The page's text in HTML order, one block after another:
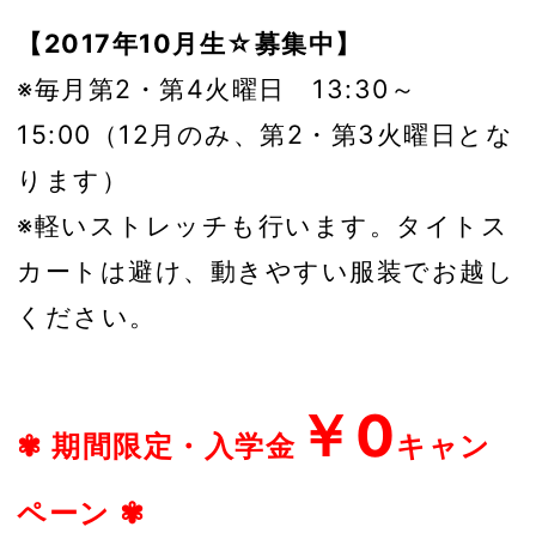
【2017年10月生☆募集中】
※毎月第2・第4火曜日 13:30～
15:00（12月のみ、第2・第3火曜日とな
ります）
※軽いストレッチも行います。タイトス
カートは避け、動きやすい服装でお越し
ください。
✾ 期間限定・入学金 ￥0キャン
ペーン ✾